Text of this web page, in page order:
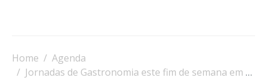
Home
Agenda
Jornadas de Gastronomia este fim de semana em Coruche